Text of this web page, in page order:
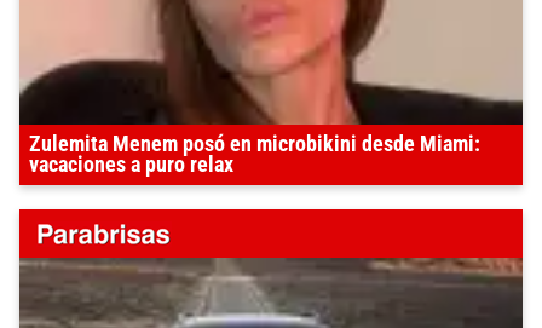
Zulemita Menem posó en microbikini desde Miami:
vacaciones a puro relax